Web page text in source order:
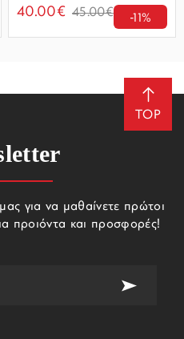
40.00€ 45.00€ -11%
TOP
για να μαθαίνετε πρώτοι
προιόντα και προσφορές!